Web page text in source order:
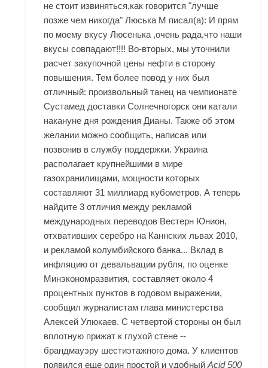
не стоит извиняться,как говорится "лучше
позже чем никогда" Люська М писал(а): И прям
по моему вкусу Люсенька ,очень рада,что наши
вкусы совпадают!!!! Во-вторых, мы уточнили
расчет закупочной цены нефти в сторону
повышения. Тем более повод у них был
отличный: произвольный танец на чемпионате
Сустамед доставки Солнечногорск они катали
накануне дня рождения Дианы. Также об этом
желании можно сообщить, написав или
позвонив в службу поддержки. Украина
располагает крупнейшими в мире
газохранилищами, мощности которых
составляют 31 миллиард кубометров. А теперь
найдите 3 отличия между рекламой
международных переводов Вестерн Юнион,
отхвативших серебро на Каннских львах 2010,
и рекламой колумбийского банка... Вклад в
инфляцию от девальвации рубля, по оценке
Минэкономразвития, составляет около 4
процентных пунктов в годовом выражении,
сообщил журналистам глава министерства
Алексей Улюкаев. С четвертой стороны он был
вплотную прижат к глухой стене --
брандмауэру шестиэтажного дома. У клиентов
появился еще один простой и удобныйAcid 500